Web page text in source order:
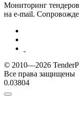
Мониторинг
на e-mail.
© 2010—2026
Все права защищены
0.03804